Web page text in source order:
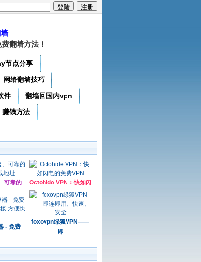
翻墙方法！
节点分享
网络翻墙技巧
件 翻墙回国内vpn
赚钱方法
可靠的 Octohide VPN：快如闪
- 免费
foxovpn绿狐VPN——
即